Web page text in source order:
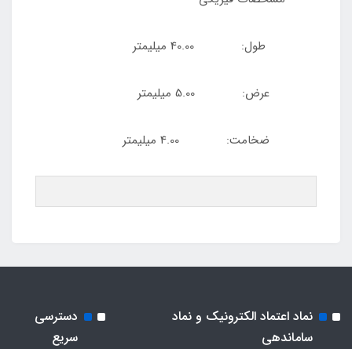
طول: 40.00 میلیمتر
عرض: 5.00 میلیمتر
ضخامت: 4.00 میلیمتر
نماد اعتماد الکترونیک و نماد
ساماندهی
دسترسی
سریع